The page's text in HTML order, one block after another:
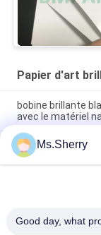
Papier d'art
bobine brillante
avec le matériel
Le FSC a délivré
photo de papier
d'encre
papier semi
Ms.Sherry
Good day, what